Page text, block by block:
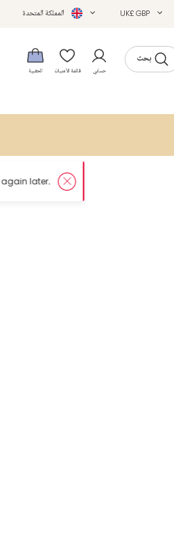
UK£ GBP المملكة المتحدة
بحث
حسابي قائمة الأمنيات الحقيبة